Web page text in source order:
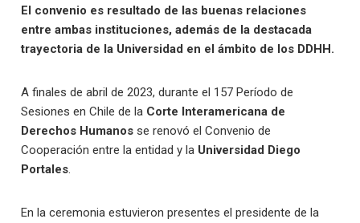
El convenio es resultado de las buenas relaciones
entre ambas instituciones, además de la destacada
trayectoria de la Universidad en el ámbito de los DDHH.
A finales de abril de 2023, durante el 157 Período de
Sesiones en Chile de la Corte Interamericana de
Derechos Humanos se renovó el Convenio de
Cooperación entre la entidad y la Universidad Diego
Portales.
En la ceremonia estuvieron presentes el presidente de la